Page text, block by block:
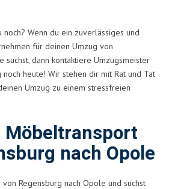
Wenn du ein zuverlässiges und
für deinen Umzug von
suchst, dann kontaktiere Umzugsmeister
noch heute! Wir stehen dir mit Rat und Tat
Umzug zu einem stressfreien
Möbeltransport
nach Opole
Regensburg nach Opole und suchst